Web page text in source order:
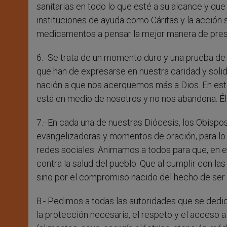
sanitarias en todo lo que esté a su alcance y
instituciones de ayuda como Cáritas y la
medicamentos a pensar la mejor manera de
6.- Se trata de un momento duro y una prueba
que han de expresarse en nuestra caridad y
nación a que nos acerquemos más a Dios. En
está en medio de nosotros y no nos abandona.
7.- En cada una de nuestras Diócesis, los
evangelizadoras y momentos de oración, para
redes sociales. Animamos a todos para que, en
contra la salud del pueblo. Que al cumplir con
sino por el compromiso nacido del hecho de ser
8.- Pedimos a todas las autoridades que se
la protección necesaria, el respeto y el acceso